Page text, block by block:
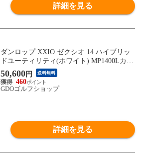
詳細を見る
ダンロップ XXIO ゼクシオ 14 ハイブリッ
ドユーティリティ(ホワイト) MP1400Lカー
ボン シャフト：MP1400Lカーボン L H7 3
1° 37.75inch レディス
50,600円 送料無料
460
GDOゴルフショップ
詳細を見る